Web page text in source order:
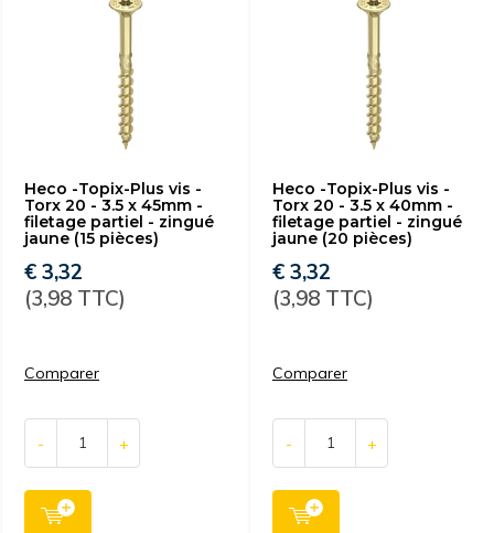
Heco -Topix-Plus vis -
Torx 20 - 3.5 x 45mm -
filetage partiel - zingué
jaune (15 pièces)
€ 3,32
(3,98 TTC)
Comparer
- +
Heco -Topix-Plus vis -
Torx 20 - 3.5 x 40mm -
filetage partiel - zingué
jaune (20 pièces)
€ 3,32
(3,98 TTC)
Comparer
- +